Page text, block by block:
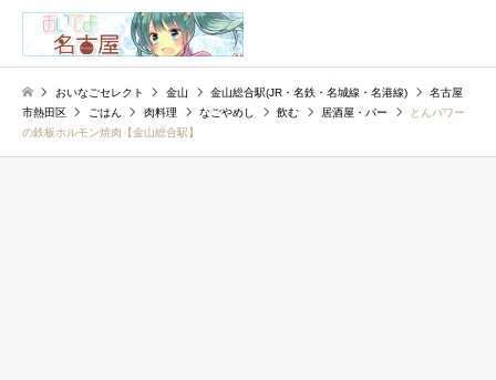
おいなごセレクト 金山 金山総合駅(JR・名鉄・名城線・名港線)
名古屋
市熱田区
ごはん 肉料理 なごやめし 飲む 居酒屋・バー
とんパワー
の鉄板ホルモン焼肉【金山総合駅】